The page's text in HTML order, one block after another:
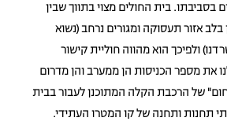
בסביבתו. בית החולים מצוי בתווך שבין
בלב אזור תעסוקה ומגורים נרחב (נשוא
ולפיכך הוא מהווה חוליית קישור
את מספר הכניסות הן ממערב והן מדרום
של הרכבת הקלה המתוכנן לעבור בבית
תחנות ותחנה של קו המטרו העתידי.